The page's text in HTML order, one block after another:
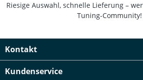
Riesige Auswahl, schnelle Lieferung –
Tuning-Community!
Kontakt
Kundenservice